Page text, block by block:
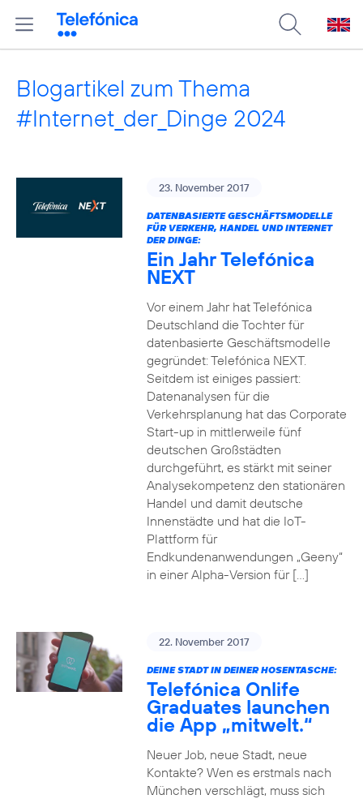
Blogartikel zum Thema
#Internet_der_Dinge 2024
23. November 2017
DATENBASIERTE GESCHÄFTSMODELLE
FÜR VERKEHR, HANDEL UND INTERNET
DER DINGE:
Ein Jahr Telefónica
NEXT
Vor einem Jahr hat Telefónica
Deutschland die Tochter für
datenbasierte Geschäftsmodelle
gegründet: Telefónica NEXT.
Seitdem ist einiges passiert:
Datenanalysen für die
Verkehrsplanung hat das Corporate
Start-up in mittlerweile fünf
deutschen Großstädten
durchgeführt, es stärkt mit seiner
Analysekompetenz den stationären
Handel und damit deutsche
Innenstädte und hat die IoT-
Plattform für
Endkundenanwendungen „Geeny“
in einer Alpha-Version für […]
22. November 2017
DEINE STADT IN DEINER HOSENTASCHE:
Telefónica Onlife
Graduates launchen
die App „mitwelt.“
Neuer Job, neue Stadt, neue
Kontakte? Wen es erstmals nach
München verschlägt, muss sich